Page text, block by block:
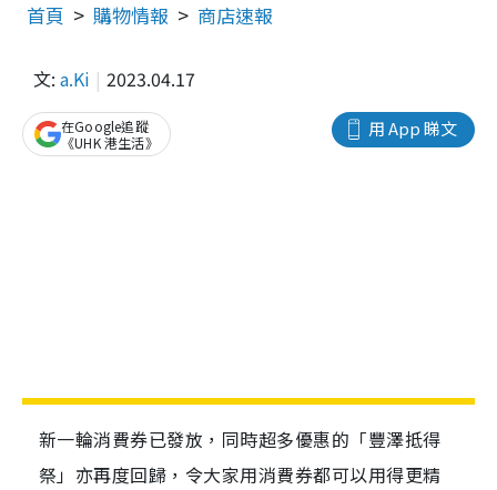
首頁 購物情報 商店速報
文: a.Ki 2023.04.17
用 App 睇文
在Google追蹤
《UHK 港生活》
新一輪消費券已發放，同時超多優惠的「豐澤抵得
祭」亦再度回歸，令大家用消費券都可以用得更精